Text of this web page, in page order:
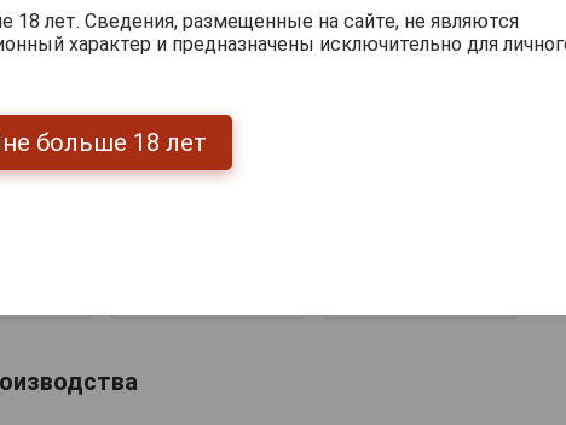
years
Millesime 1977 years
Арманьяк Сент
1977 года 0.7л в
лет. Сведения, размещенные на сайте, не являются
характер и предназначены исключительно для
больше 18 лет